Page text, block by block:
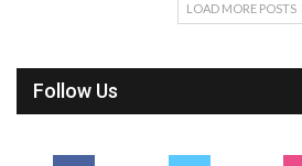
LOAD MORE POSTS
Follow Us